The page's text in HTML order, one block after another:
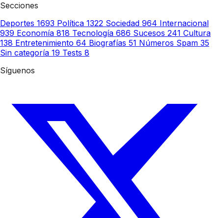
Secciones
Deportes 1693 Política 1322 Sociedad 964 Internacional
939 Economía 818 Tecnología 686 Sucesos 241 Cultura
138 Entretenimiento 64 Biografías 51 Números Spam 35
Sin categoría 19 Tests 8
Síguenos